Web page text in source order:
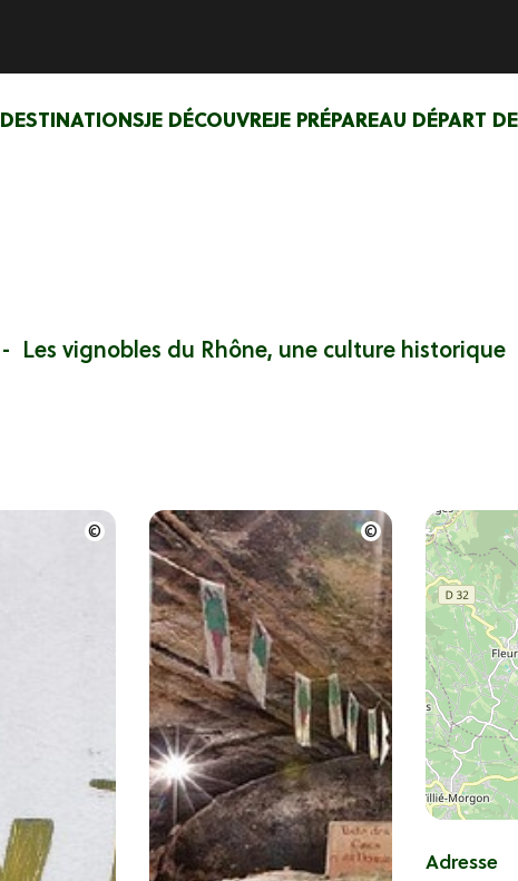
DESTINATIONSJE DÉCOUVREJE PRÉPAREAU DÉPART
Les vignobles du Rhône, une culture historique
Adresse